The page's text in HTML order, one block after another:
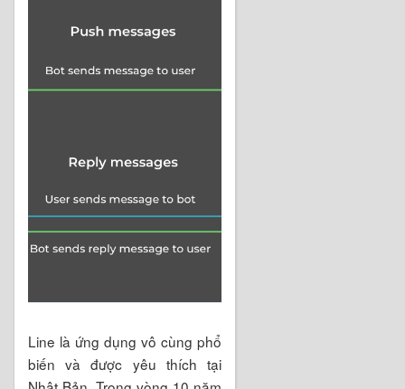
Line là ứng dụng vô cùng phổ
biến và được yêu thích tại